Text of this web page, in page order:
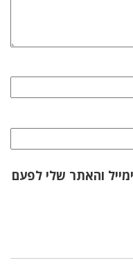
והאתר שלי לפעם